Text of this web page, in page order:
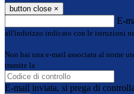
button close ×
E-
all'indirizzo indicato con le istruzioni
Non hai una e-mail associata al nome
tramite la
E-mail inviata, si prega di